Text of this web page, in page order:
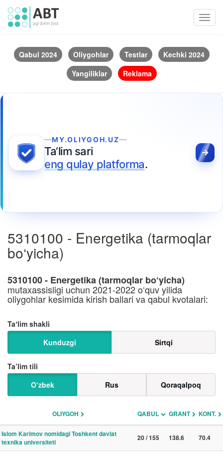
Qabul 2024 Oliygohlar Testlar
Kechki 2024
Yangiliklar
Reklama
MY.OLIYGOH.UZ
Ta‘lim sari
eng qulay platforma.
5310100 - Energetika (tarmoqlar
bo‘yicha)
5310100 - Energetika (tarmoqlar bo‘yicha)
mutaxassisligi uchun 2021-2022 o‘quv yilida
oliygohlar kesimida kirish ballari va qabul kvotalari:
Taʼlim shakli
Kunduzgi
Sirtqi
Ta’lim tili
O‘zbek
Rus Qoraqalpoq
OLIYGOH QABUL GRANT KONT.
Islom Karimov nomidagi Toshkent davlat
texnika universiteti
20 / 155 138.6 70.4